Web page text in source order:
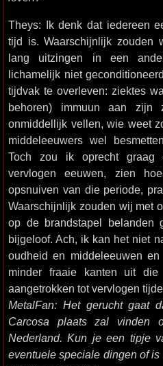
Theys: Ik denk dat iedereen
tijd is. Waarschijnlijk zouden
lang uitzingen in een
lichamelijk niet
tijdvak te overleven: ziektes
behoren) immuun aan zijn
onmiddellijk vellen, wie weet
middeleeuwers wel
Toch zou ik oprecht graag
vervlogen eeuwen, zien
opsnuiven van die periode,
Waarschijnlijk zouden wij met
op de brandstapel belanden
bijgeloof. Ach, ik kan het niet
oudheid en middeleeuwen
minder fraaie kanten uit
aangetrokken tot vervlogen
MetalFan: Het gerucht gaat
Carcosa plaats zal vinden
Nederland. Kun je een tipje
eventuele speciale dingen of